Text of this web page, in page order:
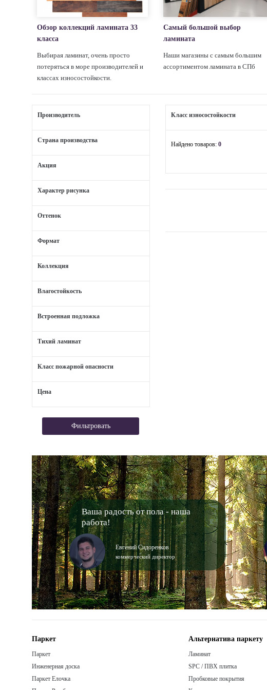
Обзор коллекций ламината 33
класса
Выбирая ламинат, очень просто
потеряться в море производителей и
классах износостойкости.
Самый большой выбор
ламината
Наши магазины с самым большим
ассортиментом ламината в СПб
Производитель
Страна производства
Акция
Характер рисунка
Оттенок
Формат
Коллекция
Влагостойкость
Встроенная подложка
Тихий ламинат
Класс пожарной опасности
Цена
Фильтровать
Класс износостойкости
Найдено товаров: 0
Ваша радость от пола - наша
работа!
Евгений Сидоренков
коммерческий директор
Паркет
Паркет
Инженерная доска
Паркет Елочка
Альтернатива паркету
Ламинат
SPC / ПВХ плитка
Пробковые покрытия